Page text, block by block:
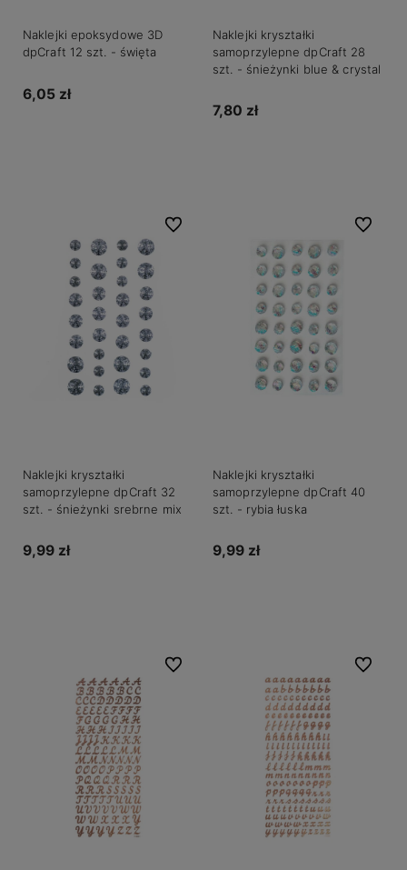
Naklejki epoksydowe 3D
dpCraft 12 szt. - święta
6,05 zł
Naklejki kryształki
samoprzylepne dpCraft 28
szt. - śnieżynki blue & crystal
7,80 zł
Naklejki kryształki
samoprzylepne dpCraft 32
szt. - śnieżynki srebrne mix
9,99 zł
Do ulubionych
Naklejki kryształki
samoprzylepne dpCraft 40
szt. - rybia łuska
9,99 zł
Do
Do ulubionych Do